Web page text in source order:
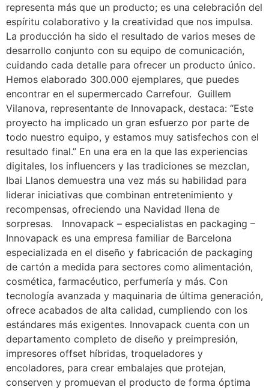
representa más que un producto; es una celebración del
espíritu colaborativo y la creatividad que nos impulsa.
La producción ha sido el resultado de varios meses de
desarrollo conjunto con su equipo de comunicación,
cuidando cada detalle para ofrecer un producto único.
Hemos elaborado 300.000 ejemplares, que puedes
encontrar en el supermercado Carrefour. Guillem
Vilanova, representante de Innovapack, destaca: “Este
proyecto ha implicado un gran esfuerzo por parte de
todo nuestro equipo, y estamos muy satisfechos con el
resultado final.” En una era en la que las experiencias
digitales, los influencers y las tradiciones se mezclan,
Ibai Llanos demuestra una vez más su habilidad para
liderar iniciativas que combinan entretenimiento y
recompensas, ofreciendo una Navidad llena de
sorpresas. Innovapack – especialistas en packaging –
Innovapack es una empresa familiar de Barcelona
especializada en el diseño y fabricación de packaging
de cartón a medida para sectores como alimentación,
cosmética, farmacéutico, perfumería y más. Con
tecnología avanzada y maquinaria de última generación,
ofrece acabados de alta calidad, cumpliendo con los
estándares más exigentes. Innovapack cuenta con un
departamento completo de diseño y preimpresión,
impresores offset híbridas, troqueladores y
encoladores, para crear embalajes que protejan,
conserven y promuevan el producto de forma óptima